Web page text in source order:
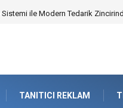
Boyama Seti ile Evinizde Dijitalden
TANITICI REKLAM